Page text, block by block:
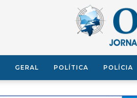
GERAL POLÍTICA POLÍCIA